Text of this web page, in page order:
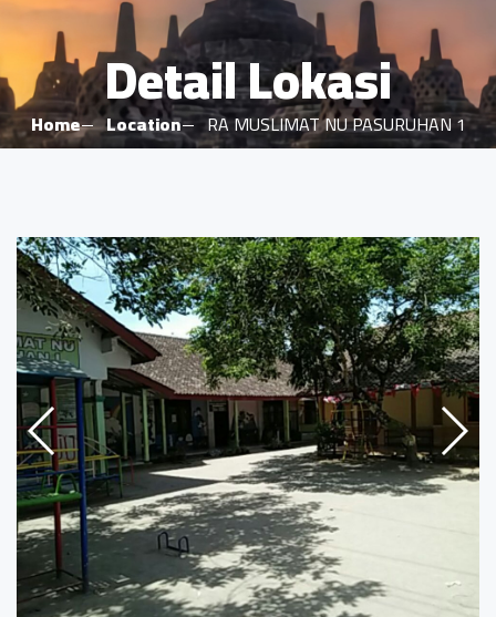
Detail Lokasi
Home Location RA MUSLIMAT NU PASURUHAN 1